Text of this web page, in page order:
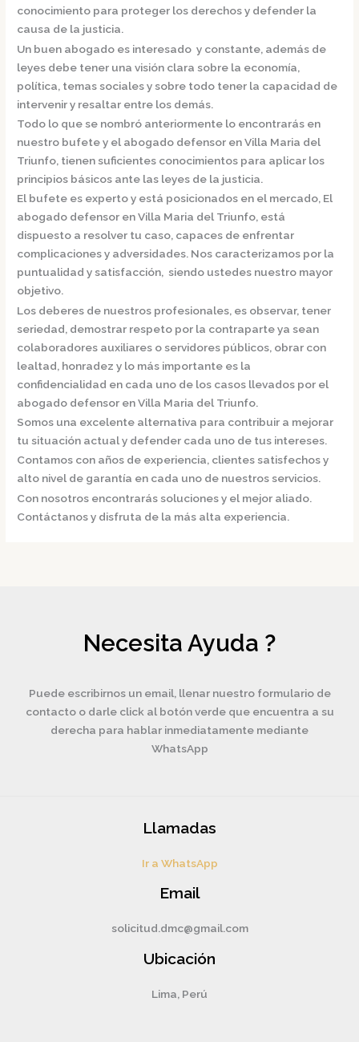
conocimiento para proteger los derechos y defender la
causa de la justicia.
Un buen abogado es interesado y constante, además de
leyes debe tener una visión clara sobre la economía,
política, temas sociales y sobre todo tener la capacidad de
intervenir y resaltar entre los demás.
Todo lo que se nombró anteriormente lo encontrarás en
nuestro bufete y el abogado defensor en Villa Maria del
Triunfo, tienen suficientes conocimientos para aplicar los
principios básicos ante las leyes de la justicia.
El bufete es experto y está posicionados en el mercado, El
abogado defensor en Villa Maria del Triunfo, está
dispuesto a resolver tu caso, capaces de enfrentar
complicaciones y adversidades. Nos caracterizamos por la
puntualidad y satisfacción, siendo ustedes nuestro mayor
objetivo.
Los deberes de nuestros profesionales, es observar, tener
seriedad, demostrar respeto por la contraparte ya sean
colaboradores auxiliares o servidores públicos, obrar con
lealtad, honradez y lo más importante es la
confidencialidad en cada uno de los casos llevados por el
abogado defensor en Villa Maria del Triunfo.
Somos una excelente alternativa para contribuir a mejorar
tu situación actual y defender cada uno de tus intereses.
Contamos con años de experiencia, clientes satisfechos y
alto nivel de garantía en cada uno de nuestros servicios.
Con nosotros encontrarás soluciones y el mejor aliado.
Contáctanos y disfruta de la más alta experiencia.
Necesita Ayuda ?
Puede escribirnos un email, llenar nuestro formulario de
contacto o darle click al botón verde que encuentra a su
derecha para hablar inmediatamente mediante
WhatsApp
Llamadas
Ir a WhatsApp
Email
solicitud.dmc@gmail.com
Ubicación
Lima, Perú